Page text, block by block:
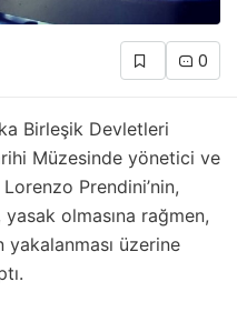
0
Birleşik Devletleri
Müzesinde yönetici ve
Prendini’nin,
olmasına rağmen,
yakalanması üzerine